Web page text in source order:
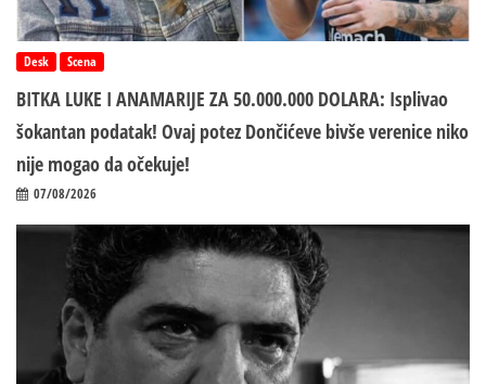
Desk Scena
BITKA LUKE I ANAMARIJE ZA 50.000.000 DOLARA: Isplivao
šokantan podatak! Ovaj potez Dončićeve bivše verenice niko
nije mogao da očekuje!
07/08/2026